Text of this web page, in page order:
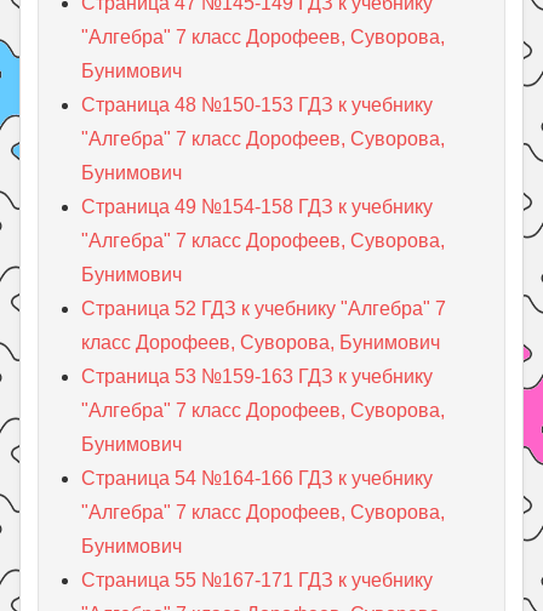
"Алгебра" 7 класс Дорофеев, Суворова,
Бунимович
Страница 48 №150-153 ГДЗ к учебнику
"Алгебра" 7 класс Дорофеев, Суворова,
Бунимович
Страница 49 №154-158 ГДЗ к учебнику
"Алгебра" 7 класс Дорофеев, Суворова,
Бунимович
Страница 52 ГДЗ к учебнику "Алгебра" 7
класс Дорофеев, Суворова, Бунимович
Страница 53 №159-163 ГДЗ к учебнику
"Алгебра" 7 класс Дорофеев, Суворова,
Бунимович
Страница 54 №164-166 ГДЗ к учебнику
"Алгебра" 7 класс Дорофеев, Суворова,
Бунимович
Страница 55 №167-171 ГДЗ к учебнику